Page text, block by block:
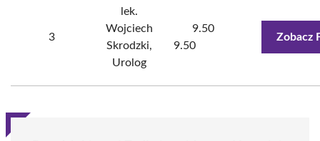
3
lek.
Wojciech
Skrodzki,
Urolog
9.50
9.50
Zobacz